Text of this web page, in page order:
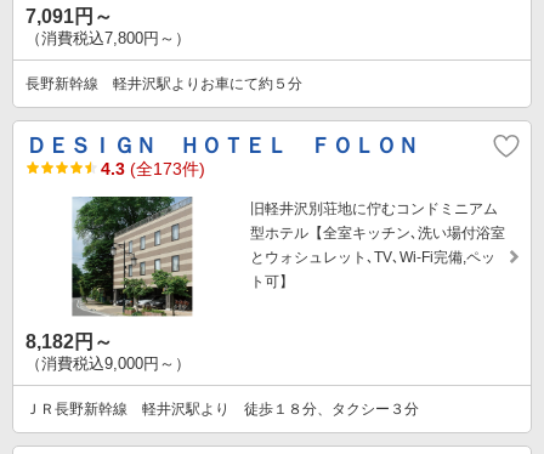
7,091円～
（消費税込7,800円～）
長野新幹線 軽井沢駅よりお車にて約５分
ＤＥＳＩＧＮ ＨＯＴＥＬ ＦＯＬＯＮ
4.3 (全173件)
旧軽井沢別荘地に佇むコンドミニアム
型ホテル【全室キッチン､洗い場付浴室
とウォシュレット､TV､Wi-Fi完備,ペッ
ト可】
8,182円～
（消費税込9,000円～）
ＪＲ長野新幹線 軽井沢駅より 徒歩１８分、タクシー３分